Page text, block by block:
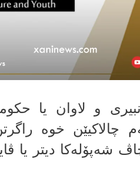
و لاوان یا
چالاكیێن خوه‌
شەپۆله‌كا دیتر یا